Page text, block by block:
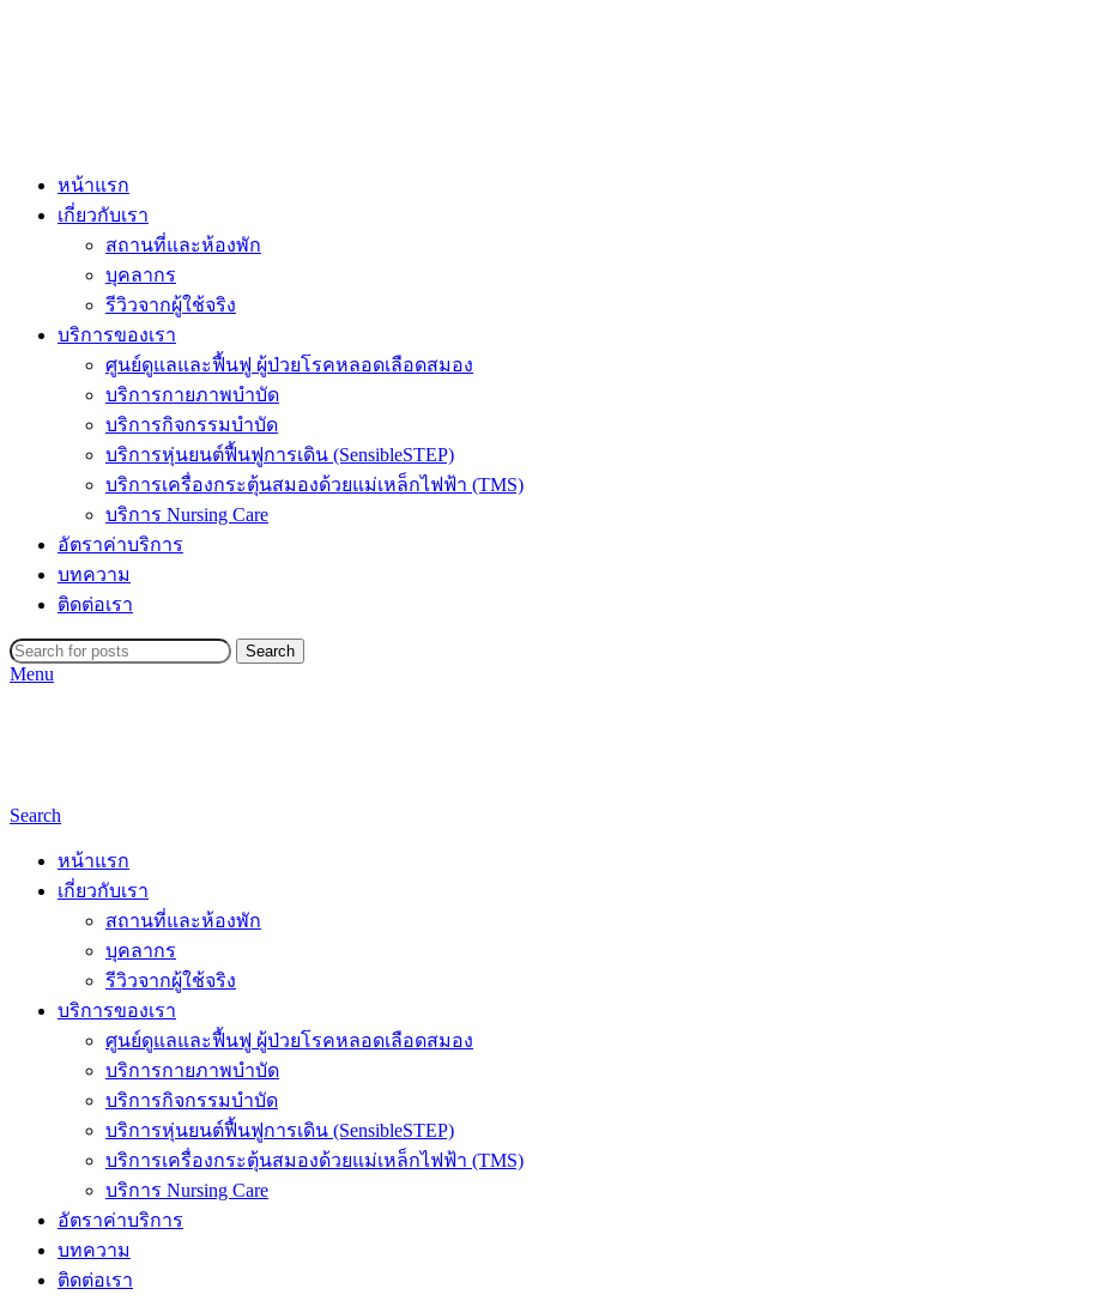
หน้าแรก
เกี่ยวกับเรา
สถานที่และห้องพัก
บุคลากร
รีวิวจากผู้ใช้จริง
บริการของเรา
ศูนย์ดูแลและฟื้นฟู ผู้ป่วยโรคหลอดเลือดสมอง
บริการกายภาพบำบัด
บริการกิจกรรมบำบัด
บริการหุ่นยนต์ฟื้นฟูการเดิน (SensibleSTEP)
บริการเครื่องกระตุ้นสมองด้วยแม่เหล็กไฟฟ้า (TMS)
บริการ Nursing Care
อัตราค่าบริการ
บทความ
ติดต่อเรา
Search
Menu
Search
หน้าแรก
เกี่ยวกับเรา
สถานที่และห้องพัก
บุคลากร
รีวิวจากผู้ใช้จริง
บริการของเรา
ศูนย์ดูแลและฟื้นฟู ผู้ป่วยโรคหลอดเลือดสมอง
บริการกายภาพบำบัด
บริการกิจกรรมบำบัด
บริการหุ่นยนต์ฟื้นฟูการเดิน (SensibleSTEP)
บริการเครื่องกระตุ้นสมองด้วยแม่เหล็กไฟฟ้า (TMS)
บริการ Nursing Care
อัตราค่าบริการ
บทความ
ติดต่อเรา